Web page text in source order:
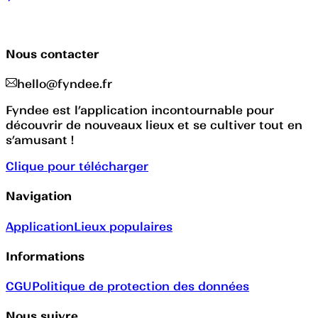
Nous contacter
hello@fyndee.fr
Fyndee est l’application incontournable pour
découvrir de nouveaux lieux et se cultiver tout en
s’amusant !
Clique pour télécharger
Navigation
ApplicationLieux populaires
Informations
CGUPolitique de protection des données